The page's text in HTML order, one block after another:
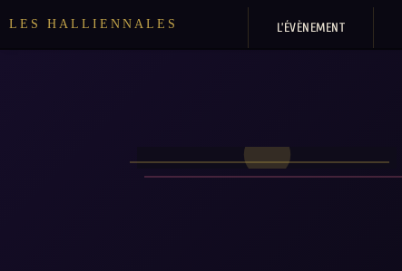
LES HALLIENNALES L’ÉVÈNEMENT